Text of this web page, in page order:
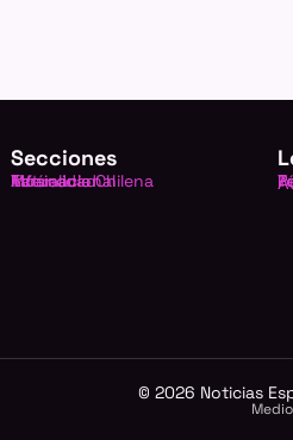
Secciones
Farándula Chilena
Internacional
TV
Música
Actualidad
© 2026 Noticias